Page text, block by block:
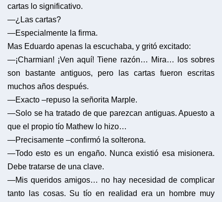
cartas lo significativo.
—¿Las cartas?
—Especialmente la firma.
Mas Eduardo apenas la escuchaba, y gritó excitado:
—¡Charmian! ¡Ven aquí! Tiene razón… Mira… los sobres
son bastante antiguos, pero las cartas fueron escritas
muchos años después.
—Exacto –repuso la señorita Marple.
—Solo se ha tratado de que parezcan antiguas. Apuesto a
que el propio tío Mathew lo hizo…
—Precisamente –confirmó la solterona.
—Todo esto es un engaño. Nunca existió esa misionera.
Debe tratarse de una clave.
—Mis queridos amigos… no hay necesidad de complicar
tanto las cosas. Su tío en realidad era un hombre muy